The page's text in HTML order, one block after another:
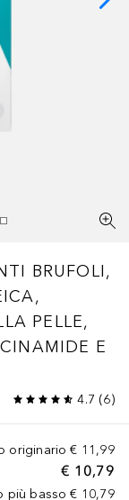
BRUFOLI,
PELLE,
E
4.7 (6)
originario € 11,99
€ 10,79
più basso € 10,79